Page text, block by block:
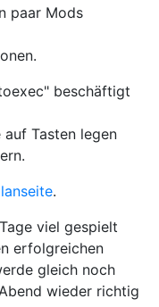
paar Mods
beschäftigt
Tasten legen
.
viel gespielt
erfolgreichen
gleich noch
wieder richtig